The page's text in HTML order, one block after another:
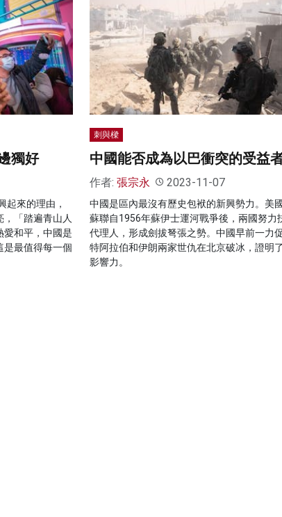
獨好
起來的理由，
「踏遍青山人
愛和平，中國是
是最值得每一個
刺與樑
中國能否成為以巴衝突的受益
作者: 張宗永 2023-11-07
中國是區內最沒有歷史包袱的新興勢力。美
蘇聯自1956年蘇伊士運河戰爭後，兩國努力
代理人，形成劍拔弩張之勢。中國早前一力
特阿拉伯和伊朗兩家世仇在北京破冰，證明
影響力。